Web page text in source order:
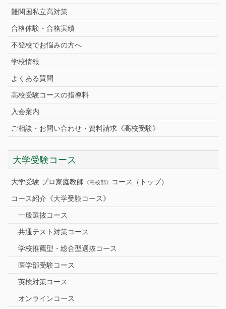
難関国私立高対策
合格体験・合格実績
不登校でお悩みの方へ
学校情報
よくある質問
高校受験コースの指導料
入会案内
ご相談・お問い合わせ・資料請求《高校受験》
大学受験コース
大学受験 プロ家庭教師 《高校部》 コース（トップ）
コース紹介《大学受験コース》
一般選抜コース
共通テスト対策コース
学校推薦型・総合型選抜コース
医学部受験コース
英検対策コース
オンラインコース